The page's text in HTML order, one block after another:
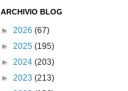
ARCHIVIO BLOG
► 2026 (67)
► 2025 (195)
► 2024 (203)
► 2023 (213)